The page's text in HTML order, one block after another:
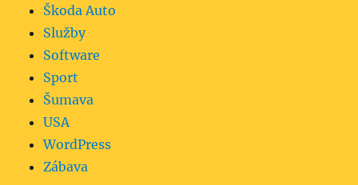
Škoda Auto
Služby
Software
Sport
Šumava
USA
WordPress
Zábava